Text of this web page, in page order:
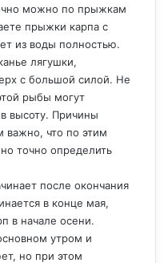
можно по прыжкам
прыжки карпа с
из воды полностью.
лягушки,
с большой силой. Не
рыбы могут
высоту. Причины
важно, что по этим
точно определить
после окончания
в конце мая,
в начале осени.
утром и
но при этом